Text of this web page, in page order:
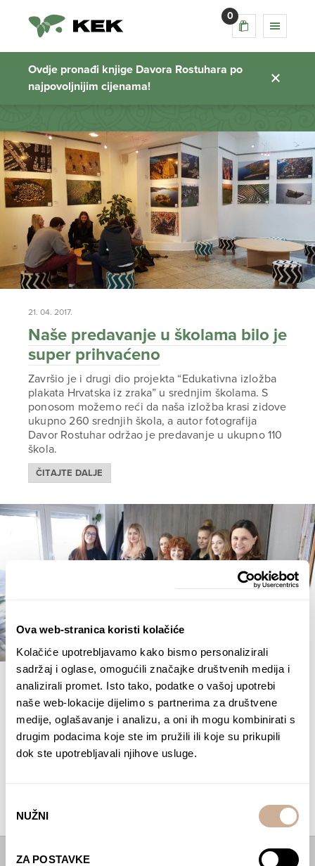
Ova web-stranica koristi kolačiće
Kolačiće upotrebljavamo kako bismo personalizirali
sadržaj i oglase, omogućili značajke društvenih medija i
analizirali promet. Isto tako, podatke o vašoj upotrebi
naše web-lokacije dijelimo s partnerima za društvene
medije, oglašavanje i analizu, a oni ih mogu kombinirati s
drugim podacima koje ste im pružili ili koje su prikupili
dok ste upotrebljavali njihove usluge.
pristanka
NUŽNI
ZA POSTAVKE
0
Ovdje pronađi knjige Davora Rostuhara po
najpovoljnijim cijenama!
rostuhar u skolama
Početna stranica
21. 04. 2017.
Naše predavanje u školama bilo je
super prihvaćeno
Završio je i drugi dio projekta “Edukativna izložba
plakata Hrvatska iz zraka” u srednjim školama. S
ponosom možemo reći da naša izložba krasi zidove
ukupno 260 srednjih škola, a autor fotografija
Davor Rostuhar održao je predavanje u ukupno 110
škola.
ČITAJTE DALJE
25. 01. 2018.
Javljanje u učionicu – tjedan IV.
15.01.2018. objavili smo rezultate IV kviza na temu
“Antarktika”. U kvizu je ukupno sudjelovalo 1598
učenika iz 68 škola.